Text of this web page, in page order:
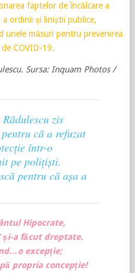
faptelor de încălcare a
ordinii și liniștii publice,
unele măsuri pentru prevenirea
COVID-19.
Sursa: Inquam Photos /
zis
că a refuzat
într-o
pe polițiști.
pentru că așa a
Hipocrate,
și-a făcut dreptate.
excepție;
propria concepție!